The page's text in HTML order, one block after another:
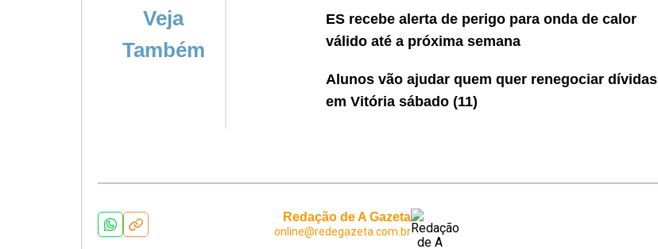
Veja
Também
ES recebe alerta de perigo para onda de calor
válido até a próxima semana
Alunos vão ajudar quem quer renegociar dívidas
em Vitória sábado (11)
Redação de A Gazeta
online@redegazeta.com.br